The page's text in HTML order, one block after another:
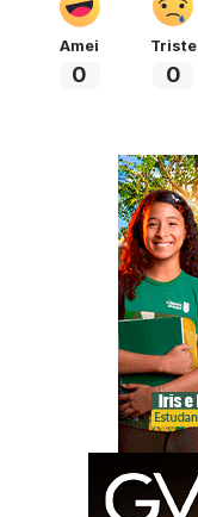
Amei
0
Triste
0